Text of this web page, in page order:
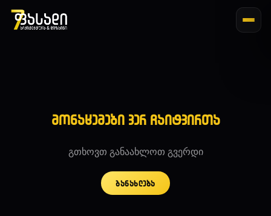
მონაცემები ვერ ჩაიტვირთა
გთხოვთ განაახლოთ გვერდი
განახლება